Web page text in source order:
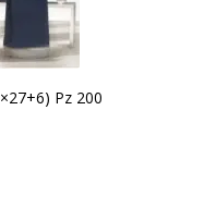
Pz 200